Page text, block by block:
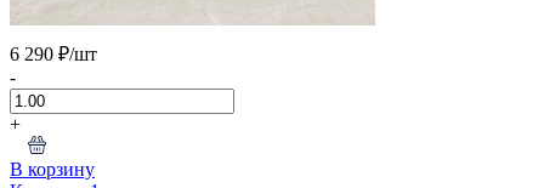
6 290 ₽/шт
-
+
В корзину